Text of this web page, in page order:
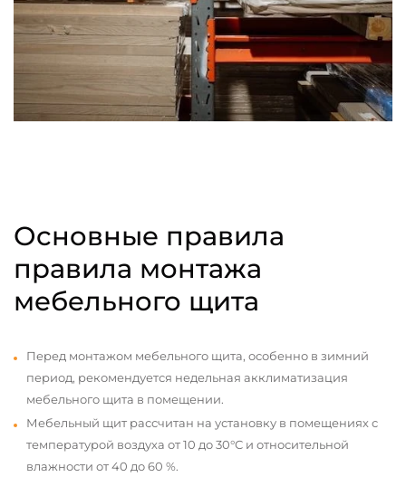
Основные правила
правила монтажа
мебельного щита
Перед монтажом мебельного щита, особенно в зимний
период, рекомендуется недельная акклиматизация
мебельного щита в помещении.
Мебельный щит рассчитан на установку в помещениях с
температурой воздуха от 10 до 30°С и относительной
влажности от 40 до 60 %.